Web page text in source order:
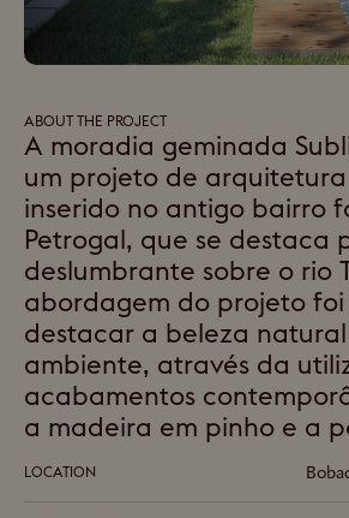
ABOUT THE PROJECT
A moradia geminada
um projeto de
inserido no antigo bairro
Petrogal, que se destaca
deslumbrante sobre o rio
abordagem do projeto
destacar a beleza
ambiente, através da
acabamentos
a madeira em pinho e a
LOCATION